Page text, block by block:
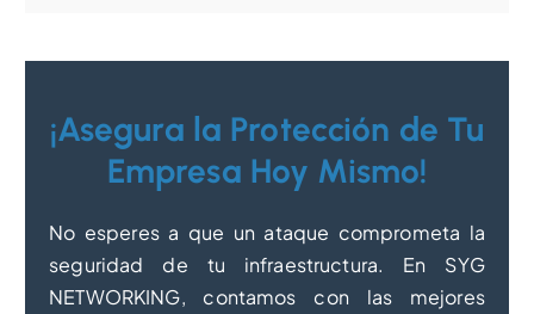
¡Asegura la Protección de Tu
Empresa Hoy Mismo!
No esperes a que un ataque comprometa la
seguridad de tu infraestructura. En SYG
NETWORKING, contamos con las mejores